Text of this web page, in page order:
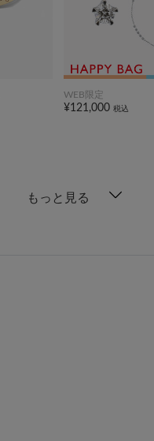
WEB限定
¥121,000 税込
もっと見る